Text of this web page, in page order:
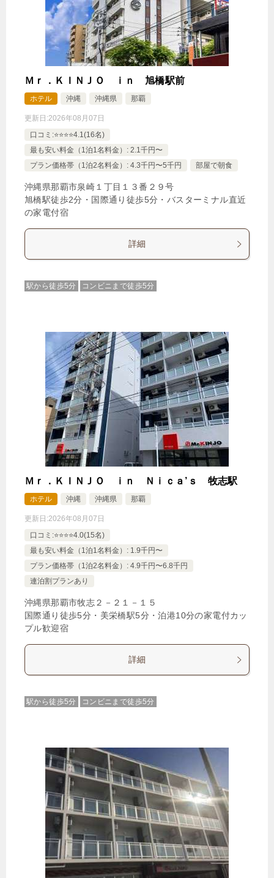
Ｍｒ．ＫＩＮＪＯ ｉｎ 旭橋駅前
ホテル 沖縄 沖縄県 那覇
更新日:2026年08月07日
口コミ:⭐️⭐️⭐️⭐️4.1(16名)
最も安い料金（1泊1名料金）: 2.1千円〜
プラン価格帯（1泊2名料金）: 4.3千円〜5千円
部屋で朝食
沖縄県那覇市泉崎１丁目１３番２９号
旭橋駅徒歩2分・国際通り徒歩5分・バスターミナル直近
の家電付宿
詳細
駅から徒歩5分 コンビニまで徒歩5分
Ｍｒ．ＫＩＮＪＯ ｉｎ Ｎｉｃａ’ｓ 牧志駅
ホテル 沖縄 沖縄県 那覇
更新日:2026年08月07日
口コミ:⭐️⭐️⭐️⭐️4.0(15名)
最も安い料金（1泊1名料金）: 1.9千円〜
プラン価格帯（1泊2名料金）: 4.9千円〜6.8千円
連泊割プランあり
沖縄県那覇市牧志２－２１－１５
国際通り徒歩5分・美栄橋駅5分・泊港10分の家電付カッ
プル歓迎宿
詳細
駅から徒歩5分 コンビニまで徒歩5分